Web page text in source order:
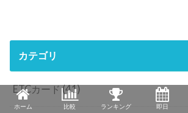
カテゴリ
ETCカード(41)
ホーム 比較 ランキング 即日